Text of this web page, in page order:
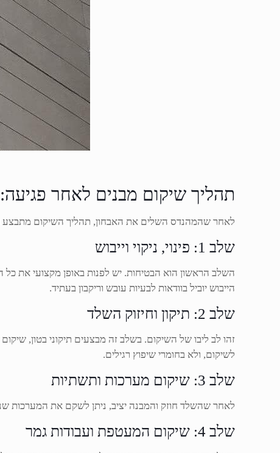
תהליך שיקום מבנים לאחר
לאחר שהמהנדס השלים את האבחון, תהליך השיקום מתבצע
שלב 1: פינוי, ניקוי וייבוש
השלב הראשון הוא הבטיחות. יש לפנות באופן מקצועי את כל
הייבוש יוביל בוודאות לבעיות עובש וריקבון בעתיד.
שלב 2: תיקון וחיזוק השלד
זהו לב ליבו של השיקום. בשלב זה מבצעים תיקוני בטון,
לשיקום, ולא בחומרי שיפוץ רגילים.
שלב 3: שיקום מערכות ותשתיות
לאחר שהשלד חוזק והמבנה יציב, ניתן לשקם את המערכות
שלב 4: שיקום המעטפת ועבודות גמר